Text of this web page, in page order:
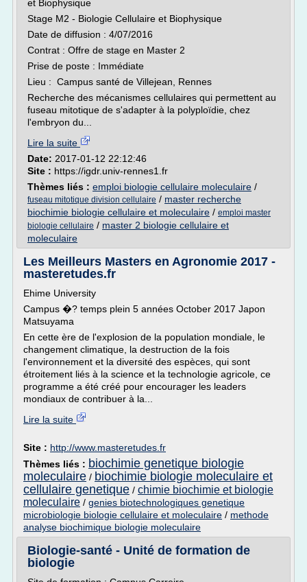
et Biophysique
Stage M2 - Biologie Cellulaire et Biophysique
Date de diffusion : 4/07/2016
Contrat : Offre de stage en Master 2
Prise de poste : Immédiate
Lieu : Campus santé de Villejean, Rennes
Recherche des mécanismes cellulaires qui permettent au
fuseau mitotique de s'adapter à la polyploïdie, chez
l'embryon du...
Lire la suite
Date: 2017-01-12 22:12:46
Site : https://igdr.univ-rennes1.fr
Thèmes liés : emploi biologie cellulaire moleculaire /
fuseau mitotique division cellulaire / master recherche
biochimie biologie cellulaire et moleculaire / emploi master
biologie cellulaire / master 2 biologie cellulaire et
moleculaire
Les Meilleurs Masters en Agronomie 2017 -
masteretudes.fr
Ehime University
Campus �? temps plein 5 années October 2017 Japon
Matsuyama
En cette ère de l'explosion de la population mondiale, le
changement climatique, la destruction de la fois
l'environnement et la diversité des espèces, qui sont
étroitement liés à la science et la technologie agricole, ce
programme a été créé pour encourager les leaders
mondiaux de contribuer à la...
Lire la suite
Site : http://www.masteretudes.fr
Thèmes liés : biochimie genetique biologie
moleculaire / biochimie biologie moleculaire et
cellulaire genetique / chimie biochimie et biologie
moleculaire / genies biotechnologiques genetique
microbiologie biologie cellulaire et moleculaire / methode
analyse biochimique biologie moleculaire
Biologie-santé - Unité de formation de
biologie